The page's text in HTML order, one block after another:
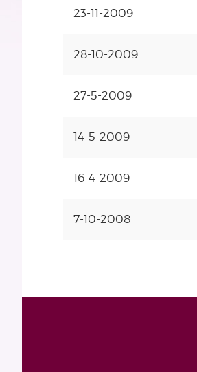
23-11-2009
28-10-2009
27-5-2009
14-5-2009
16-4-2009
7-10-2008